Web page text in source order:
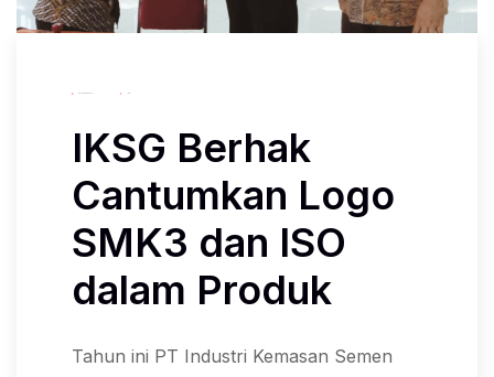
IKSG Berhak
Cantumkan Logo
SMK3 dan ISO
dalam Produk
Tahun ini PT Industri Kemasan Semen